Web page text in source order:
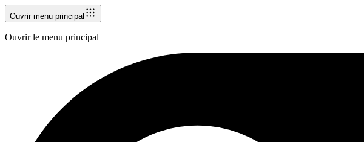
Ouvrir menu principal
Ouvrir le menu principal